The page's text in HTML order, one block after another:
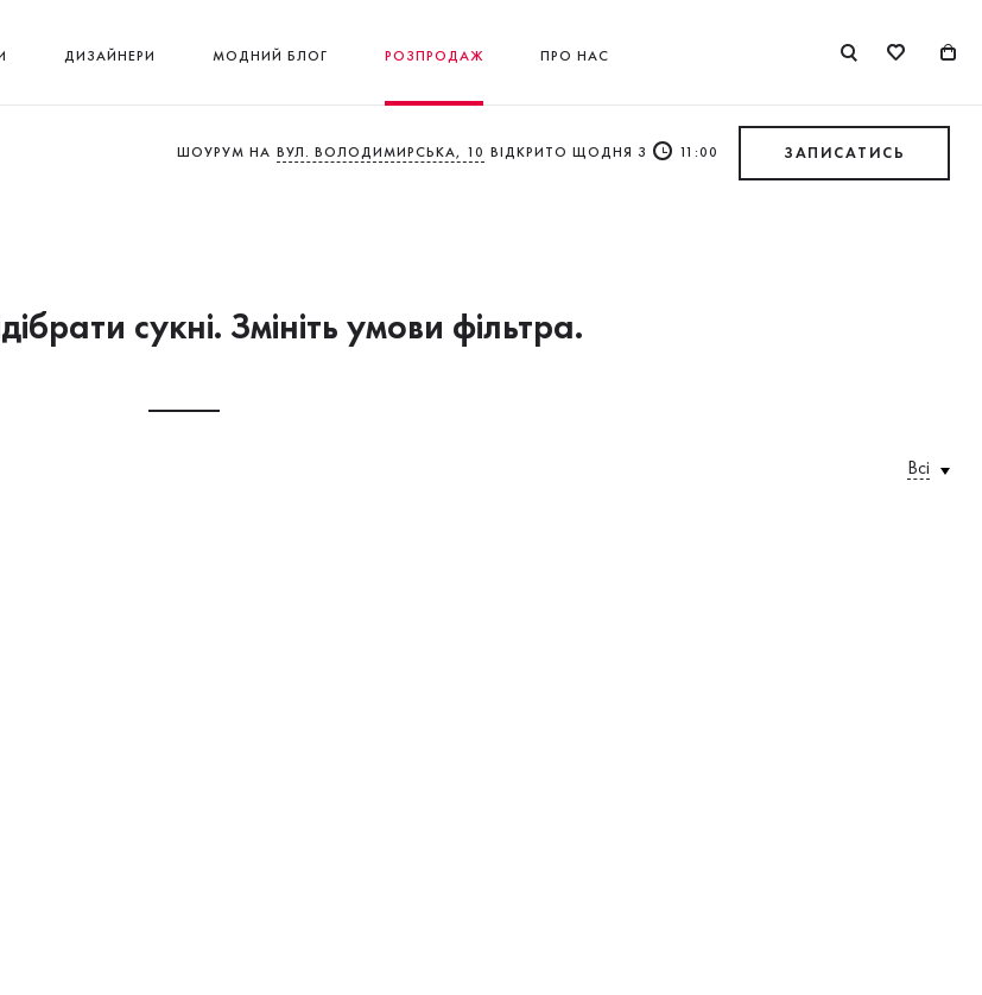
ДИЗАЙНЕРИ МОДНИЙ БЛОГ РОЗПРОДАЖ ПРО НАС
ШОУРУМ НА ВУЛ. ВОЛОДИМИРСЬКА, 10 ВІДКРИТО ЩОДНЯ З 11:00 ЗАПИСАТИСЬ
сукні. Змініть умови фільтра.
Всі